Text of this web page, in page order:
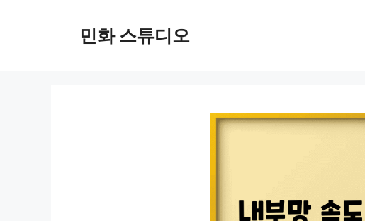
민화 스튜디오